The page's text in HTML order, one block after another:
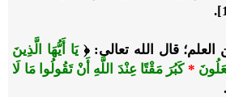
العلم؛ قال الله تعالى: ﴿يَا أَيُّهَا الَّذِينَ
* كَبُرَ مَقْتًا عِنْدَ اللَّهِ أَنْ تَقُولُوا مَا لَا